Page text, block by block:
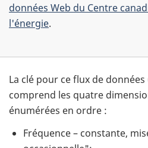
données Web du Centre
l'énergie.
La clé pour ce flux de données
comprend les quatre
énumérées en ordre :
Fréquence – constante,